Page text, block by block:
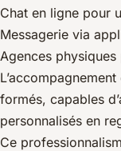
Chat en ligne pour
Messagerie via
Agences
formés, capables
personnalisés en
Ce